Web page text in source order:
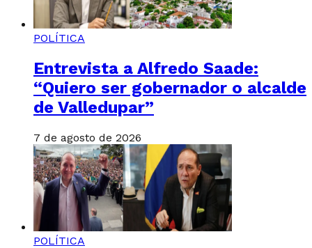
POLÍTICA
Entrevista a Alfredo Saade:
“Quiero ser gobernador o alcalde
de Valledupar”
7 de agosto de 2026
POLÍTICA